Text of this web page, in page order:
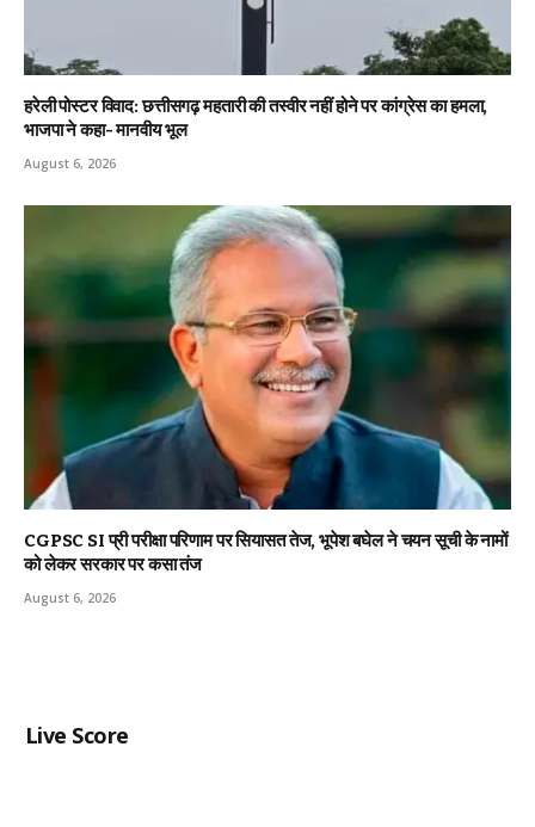
हरेली पोस्टर विवाद: छत्तीसगढ़ महतारी की तस्वीर नहीं होने पर कांग्रेस का हमला,
भाजपा ने कहा- मानवीय भूल
August 6, 2026
CGPSC SI प्री परीक्षा परिणाम पर सियासत तेज, भूपेश बघेल ने चयन सूची के नामों
को लेकर सरकार पर कसा तंज
August 6, 2026
Live Score